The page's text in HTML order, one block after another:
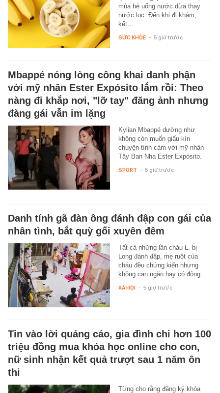
mùa hè uống nước dừa thay
nước lọc. Đến khi đi khám,
kết…
SỨC KHỎE - 5 giờ trước
Mbappé nóng lòng công khai danh phận
với mỹ nhân Ester Expósito lắm rồi: Theo
nàng đi khắp nơi, "lỡ tay" đăng ảnh nhưng
đàng gái vẫn im lặng
Kylian Mbappé dường như
không còn muốn giấu kín
chuyện tình cảm với mỹ nhân
Tây Ban Nha Ester Expósito.
SPORT - 5 giờ trước
Danh tính gã đàn ông đánh đập con gái của
nhân tình, bắt quỳ gối xuyên đêm
Tất cả những lần cháu L. bị
Long đánh đập, mẹ ruột của
cháu đều chứng kiến nhưng
không can ngăn hay có động…
XÃ HỘI - 5 giờ trước
Tin vào lời quảng cáo, gia đình chi hơn 100
triệu đồng mua khóa học online cho con,
nữ sinh nhận kết quả trượt sau 1 năm ôn
thi
Từng cho rằng đăng ký khóa